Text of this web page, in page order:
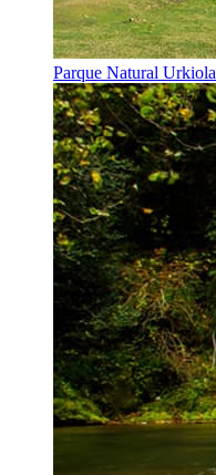
Parque Natural Urkiola